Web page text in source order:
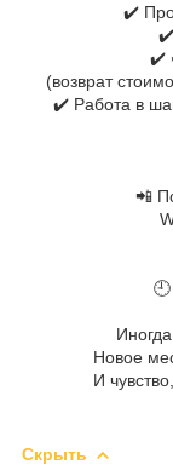
✔️
✔️
✔️
(возврат
✔️ Работа в
📲
Новое
И
Скрыть